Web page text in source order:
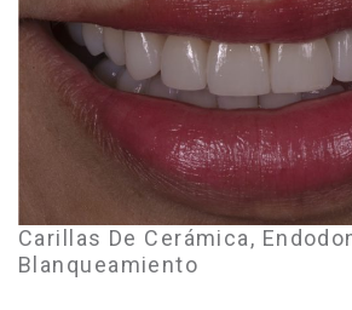
Carillas De Cerámica,
Blanqueamiento